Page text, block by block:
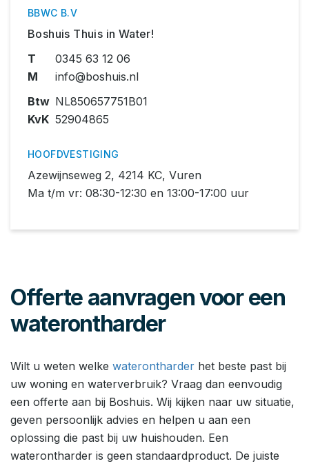
BBWC B.V
Boshuis Thuis in Water!
T
0345 63 12 06
M
info@boshuis.nl
Btw NL850657751B01
KvK 52904865
HOOFDVESTIGING
Azewijnseweg 2, 4214 KC, Vuren
Ma t/m vr: 08:30-12:30 en 13:00-17:00 uur
Offerte aanvragen voor een
waterontharder
Wilt u weten welke waterontharder het beste past bij
uw woning en waterverbruik? Vraag dan eenvoudig
een offerte aan bij Boshuis. Wij kijken naar uw situatie,
geven persoonlijk advies en helpen u aan een
oplossing die past bij uw huishouden. Een
waterontharder is geen standaardproduct. De juiste